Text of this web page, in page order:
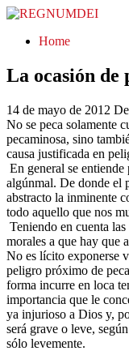
REGNUMDEI
Home
La ocasión de
14 de mayo de 2012
No se peca solamente
pecaminosa, sino
causa justificada en
En general se
algúnmal. De donde el
abstracto la inminente
todo aquello que nos
Teniendo en cuenta
morales a que hay que
No es lícito exponerse
peligro próximo de
forma incurre en loca
importancia que le
ya injurioso a Dios y,
será grave o leve,
sólo levemente.